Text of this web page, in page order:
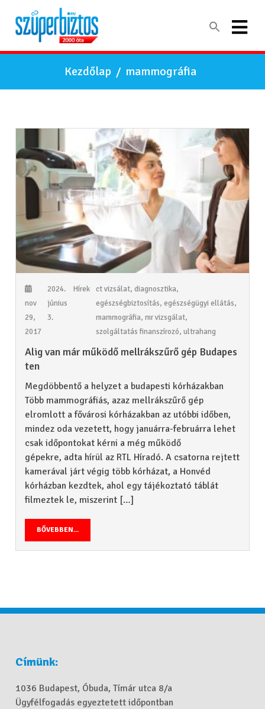
Kezdőlap / mammográfia
nov
29,
2017
2024.
június
3.
Hírek ct vizsálat,diagnosztika,
egészségbiztosítás,egészségügyi ellátás,
mammográfia,mr vizsgálat,
szolgáltatás finanszírozó,ultrahang
Alig van már működő mellrákszűrő gép Budapes
ten
Megdöbbentő a helyzet a budapesti kórházakban
Több mammográfiás, azaz mellrákszűrő gép
elromlott a fővárosi kórházakban az utóbbi időben,
mindez oda vezetett, hogy januárra-februárra lehet
csak időpontokat kérni a még működő
gépekre, adta hírül az RTL Híradó. A csatorna rejtett
kamerával járt végig több kórházat, a Honvéd
kórházban kezdtek, ahol egy tájékoztató táblát
filmeztek le, miszerint […]
BŐVEBBEN...
Címünk:
1036 Budapest, Óbuda, Tímár utca 8/a
Ügyfélfogadás egyeztetett időpontban